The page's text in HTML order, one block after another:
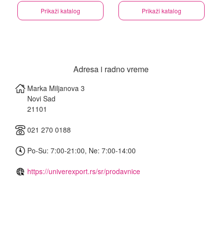
Prikaži katalog Prikaži katalog
Adresa i radno vreme
Marka Miljanova 3
Novi Sad
21101
021 270 0188
Po-Su: 7:00-21:00, Ne: 7:00-14:00
https://univerexport.rs/sr/prodavnice